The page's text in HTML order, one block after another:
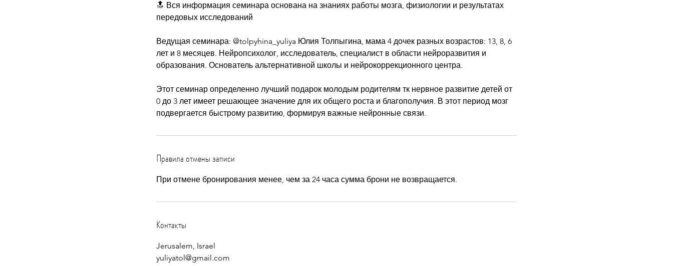
🔝 Вся информация семинара основана на знаниях работы мозга, физиологии и результатах
передовых исследований
Ведущая семинара: @tolpyhina_yuliya Юлия Толпыгина, мама 4 дочек разных возрастов: 13, 8, 6
лет и 8 месяцев. Нейропсихолог, исследователь, специалист в области нейроразвития и
образования. Основатель альтернативной школы и нейрокоррекционного центра.
Этот семинар определенно лучший подарок молодым родителям тк нервное развитие детей от
0 до 3 лет имеет решающее значение для их общего роста и благополучия. В этот период мозг
подвергается быстрому развитию, формируя важные нейронные связи.
Правила отмены записи
При отмене бронирования менее, чем за 24 часа сумма брони не возвращается.
Контакты
Jerusalem, Israel
yuliyatol@gmail.com